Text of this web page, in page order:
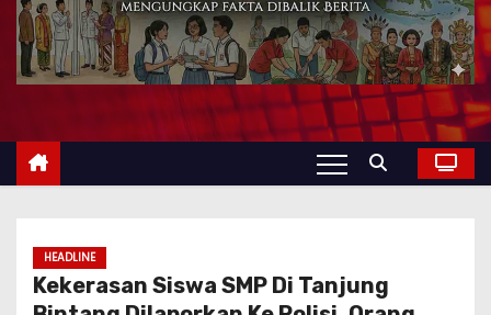
HEADLINE
Kekerasan Siswa SMP Di Tanjung